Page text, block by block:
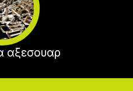
αξεσουαρ